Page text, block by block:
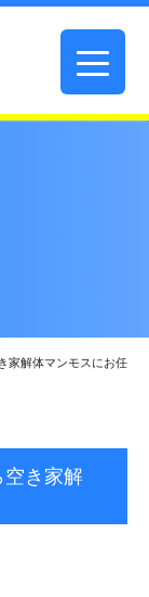
家解体マンモスにお任
き家解